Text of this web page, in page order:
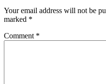
Your email address will not be
marked *
Comment *